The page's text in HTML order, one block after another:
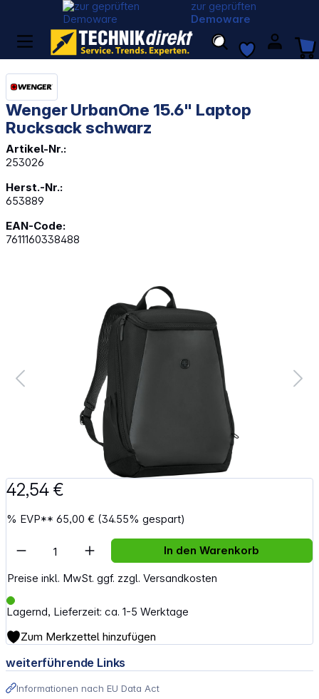
zur geprüften
Demoware
Wenger UrbanOne 15.6" Laptop
Rucksack schwarz
Artikel-Nr.:
253026
Herst.-Nr.:
653889
EAN-Code:
7611160338488
42,54 €
% EVP**65,00 € (34.55% gespart)
Preise inkl. MwSt. ggf. zzgl. Versandkosten
Lagernd, Lieferzeit: ca. 1-5 Werktage
Artikel Anzahl: Gib den gewünschten
In den Warenkorb
Zum Merkzettel hinzufügen
weiterführende Links
Informationen nach EU Data Act